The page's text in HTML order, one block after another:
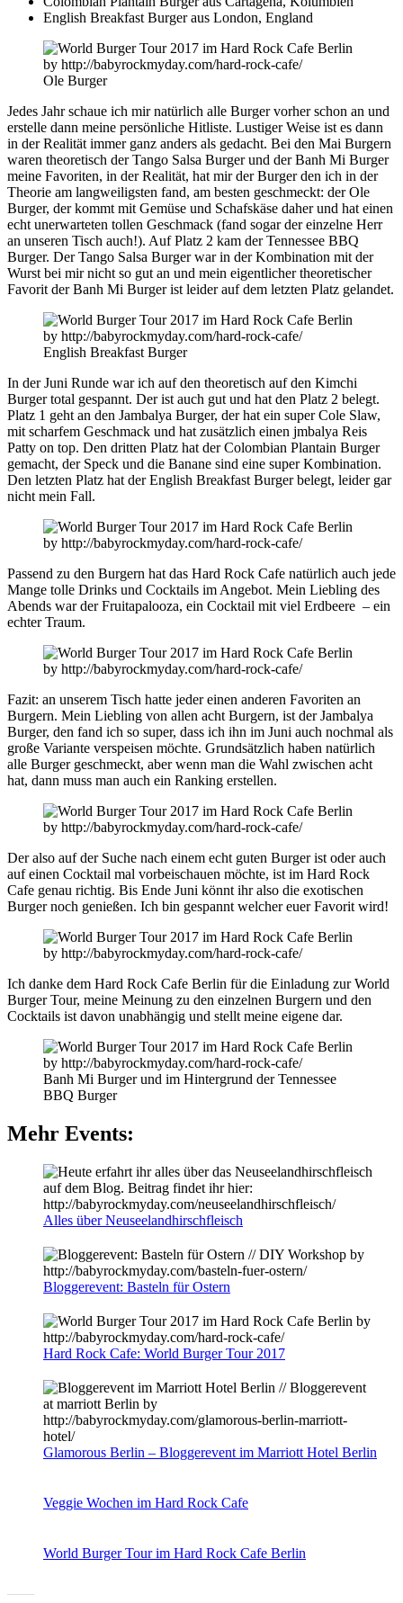
English Breakfast Burger aus London, England
Ole Burger
Jedes Jahr schaue ich mir natürlich alle Burger vorher schon an und
erstelle dann meine persönliche Hitliste. Lustiger Weise ist es dann
in der Realität immer ganz anders als gedacht. Bei den Mai Burgern
waren theoretisch der Tango Salsa Burger und der Banh Mi Burger
meine Favoriten, in der Realität, hat mir der Burger den ich in der
Theorie am langweiligsten fand, am besten geschmeckt: der Ole
Burger, der kommt mit Gemüse und Schafskäse daher und hat einen
echt unerwarteten tollen Geschmack (fand sogar der einzelne Herr
an unseren Tisch auch!). Auf Platz 2 kam der Tennessee BBQ
Burger. Der Tango Salsa Burger war in der Kombination mit der
Wurst bei mir nicht so gut an und mein eigentlicher theoretischer
Favorit der Banh Mi Burger ist leider auf dem letzten Platz gelandet.
English Breakfast Burger
In der Juni Runde war ich auf den theoretisch auf den Kimchi
Burger total gespannt. Der ist auch gut und hat den Platz 2 belegt.
Platz 1 geht an den Jambalya Burger, der hat ein super Cole Slaw,
mit scharfem Geschmack und hat zusätzlich einen jmbalya Reis
Patty on top. Den dritten Platz hat der Colombian Plantain Burger
gemacht, der Speck und die Banane sind eine super Kombination.
Den letzten Platz hat der English Breakfast Burger belegt, leider gar
nicht mein Fall.
Passend zu den Burgern hat das Hard Rock Cafe natürlich auch jede
Mange tolle Drinks und Cocktails im Angebot. Mein Liebling des
Abends war der Fruitapalooza, ein Cocktail mit viel Erdbeere – ein
echter Traum.
Fazit: an unserem Tisch hatte jeder einen anderen Favoriten an
Burgern. Mein Liebling von allen acht Burgern, ist der Jambalya
Burger, den fand ich so super, dass ich ihn im Juni auch nochmal als
große Variante verspeisen möchte. Grundsätzlich haben natürlich
alle Burger geschmeckt, aber wenn man die Wahl zwischen acht
hat, dann muss man auch ein Ranking erstellen.
Der also auf der Suche nach einem echt guten Burger ist oder auch
auf einen Cocktail mal vorbeischauen möchte, ist im Hard Rock
Cafe genau richtig. Bis Ende Juni könnt ihr also die exotischen
Burger noch genießen. Ich bin gespannt welcher euer Favorit wird!
Ich danke dem Hard Rock Cafe Berlin für die Einladung zur World
Burger Tour, meine Meinung zu den einzelnen Burgern und den
Cocktails ist davon unabhängig und stellt meine eigene dar.
Banh Mi Burger und im Hintergrund der Tennessee
BBQ Burger
Mehr Events:
Alles über Neuseelandhirschfleisch
Bloggerevent: Basteln für Ostern
Hard Rock Cafe: World Burger Tour 2017
Glamorous Berlin – Bloggerevent im Marriott Hotel Berlin
Veggie Wochen im Hard Rock Cafe
World Burger Tour im Hard Rock Cafe Berlin